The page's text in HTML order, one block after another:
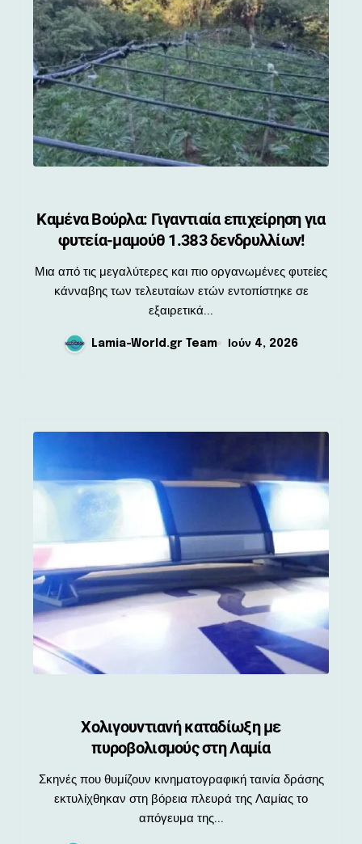
Καμένα Βούρλα: Γιγαντιαία επιχείρηση για
φυτεία-μαμούθ 1.383 δενδρυλλίων!
Μια από τις μεγαλύτερες και πιο οργανωμένες φυτείες
κάνναβης των τελευταίων ετών εντοπίστηκε σε
εξαιρετικά...
Lamia-World.gr Team Ιούν 4, 2026
Χολιγουντιανή καταδίωξη με
πυροβολισμούς στη Λαμία
Σκηνές που θυμίζουν κινηματογραφική ταινία δράσης
εκτυλίχθηκαν στη βόρεια πλευρά της Λαμίας το
απόγευμα της...